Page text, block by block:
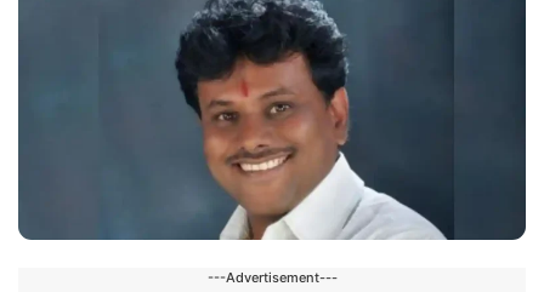
---Advertisement---